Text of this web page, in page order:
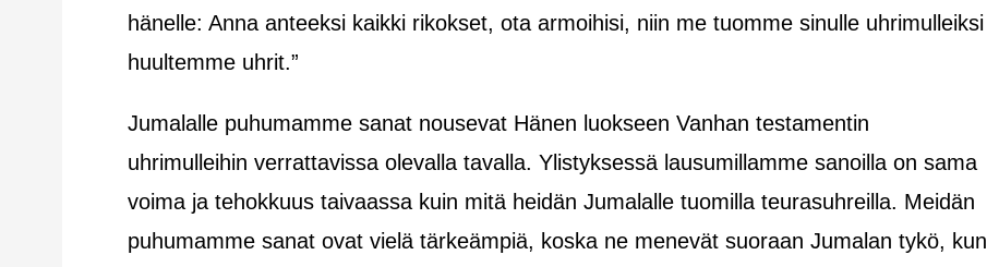
hänelle: Anna anteeksi kaikki rikokset, ota armoihisi, niin me tuomme sinulle uhrimulleiksi
huultemme uhrit.”
Jumalalle puhumamme sanat nousevat Hänen luokseen Vanhan testamentin
uhrimulleihin verrattavissa olevalla tavalla. Ylistyksessä lausumillamme sanoilla on sama
voima ja tehokkuus taivaassa kuin mitä heidän Jumalalle tuomilla teurasuhreilla. Meidän
puhumamme sanat ovat vielä tärkeämpiä, koska ne menevät suoraan Jumalan tykö, kun